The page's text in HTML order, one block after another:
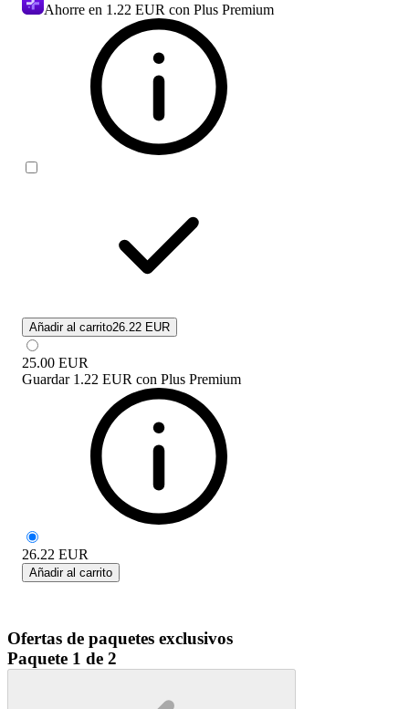
Ahorre en 1.22 EUR con Plus Premium
Añadir al carrito26.22 EUR
25.00 EUR
Guardar 1.22 EUR con Plus Premium
26.22 EUR
Añadir al carrito
Ofertas de paquetes exclusivos
Paquete 1 de 2